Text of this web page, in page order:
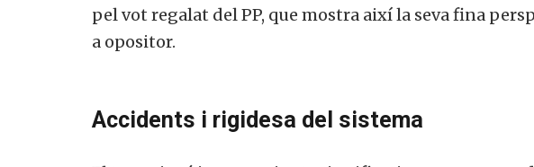
pel vot regalat del PP, que mostra així la seva fina
a opositor.
Accidents i rigidesa del sistema